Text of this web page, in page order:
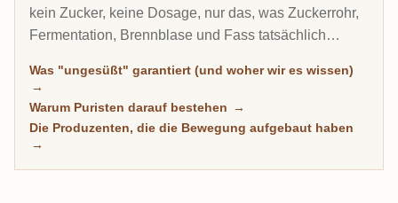
kein Zucker, keine Dosage, nur das, was Zuckerrohr,
Fermentation, Brennblase und Fass tatsächlich
wachsende Ecke des Kenner-Markts, und jede
Flasche hier ist nach Community-Zuckermessungen
klassifiziert, nicht nach Marketing-Behauptungen.
Was "ungesüßt" garantiert (und woher wir es wissen)
→
Warum Puristen darauf bestehen →
Die Produzenten, die die Bewegung aufgebaut haben
→